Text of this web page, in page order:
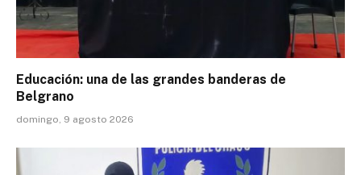
Educación: una de las grandes banderas de
Belgrano
domingo, 9 agosto 2026